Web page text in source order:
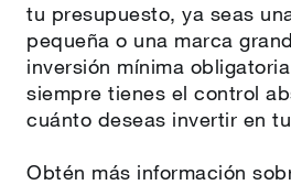
tu presupuesto, ya seas
pequeña o una marca
inversión mínima
siempre tienes el control
cuánto deseas invertir en
Obtén más información